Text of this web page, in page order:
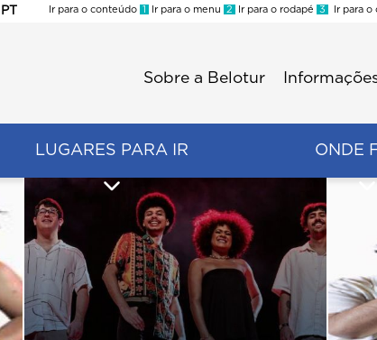
PT
Ir para o conteúdo 1 Ir para o menu 2 Ir para o rodapé 3 Ir para o
Sobre a Belotur
LUGARES PARA IR ONDE